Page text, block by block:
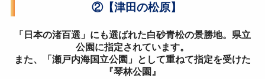
②【津田の松原】
「日本の渚百選」にも選ばれた白砂青松の景勝地。県立
公園に指定されています。
また、「瀬戸内海国立公園」として重ねて指定を受けた
『琴林公園』